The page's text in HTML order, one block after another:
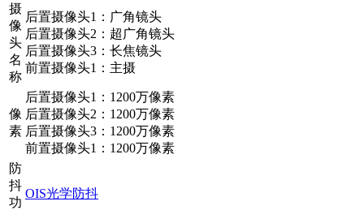
摄
像
头
名
称
后置摄像头1：广角镜头
后置摄像头2：超广角镜头
后置摄像头3：长焦镜头
前置摄像头1：主摄
像
素
后置摄像头1：1200万像素
后置摄像头2：1200万像素
后置摄像头3：1200万像素
前置摄像头1：1200万像素
防
抖
功
OIS光学防抖